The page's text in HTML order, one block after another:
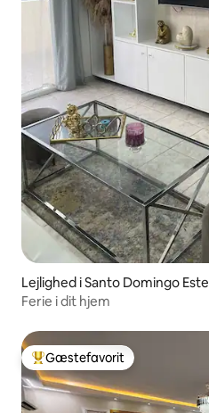
Lejlighed i Santo Domingo Este
Ferie i dit hjem
Bedste gæstefavorit
Gæstefavorit